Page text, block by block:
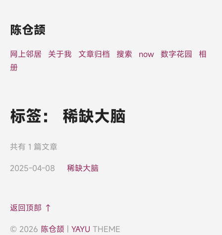
陈仓颉
网上邻居 关于我 文章归档 搜索 now 数字花园
相
册
标签： 稀缺大脑
共有 1 篇文章
2025-04-08
稀缺大脑
返回顶部 ↑
© 2026 陈仓颉 | YAYU THEME